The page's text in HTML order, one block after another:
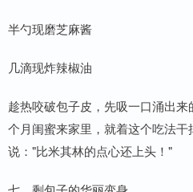
半勺现磨芝麻酱
几滴现炸辣椒油
趁热咬破包子皮，先吸一口涌出
个月闺蜜来家里，就着这个吃法
说："比米其林的点心还上头！"